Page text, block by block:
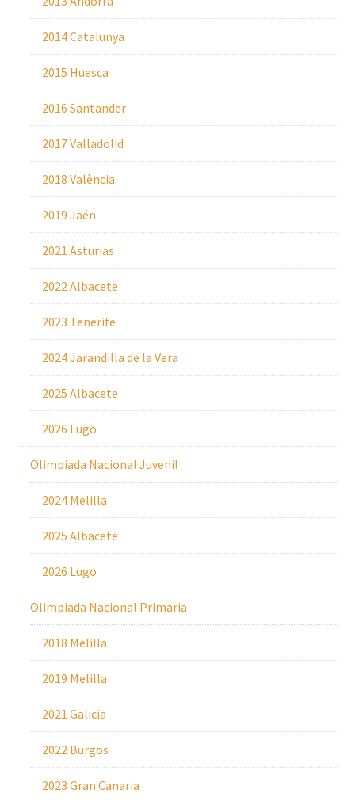
2014 Catalunya
2015 Huesca
2016 Santander
2017 Valladolid
2018 València
2019 Jaén
2021 Asturias
2022 Albacete
2023 Tenerife
2024 Jarandilla de la Vera
2025 Albacete
2026 Lugo
Olimpiada Nacional Juvenil
2024 Melilla
2025 Albacete
2026 Lugo
Olimpiada Nacional Primaria
2018 Melilla
2019 Melilla
2021 Galicia
2022 Burgos
2023 Gran Canaria